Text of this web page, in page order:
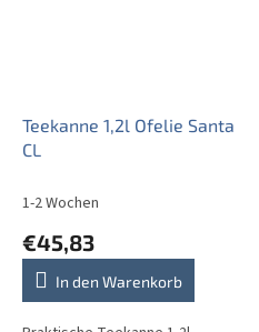
Teekanne 1,2l Ofelie Santa
CL
1-2 Wochen
€45,83
In den Warenkorb